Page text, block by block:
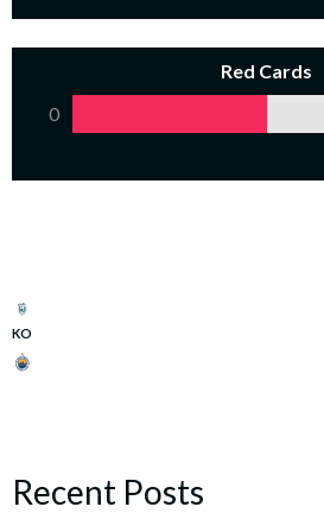
Red Cards
0
KO
Recent Posts